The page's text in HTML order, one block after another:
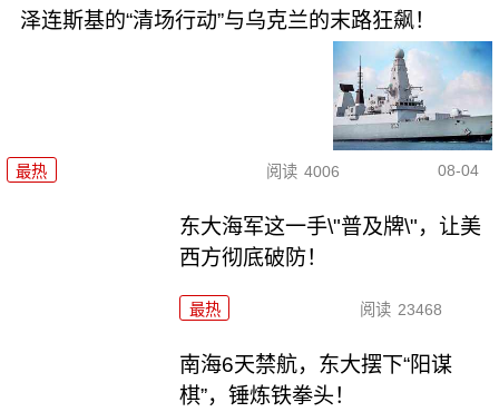
泽连斯基的“清场行动”与乌克兰的末路狂飙！
最热 阅读 4006 08-04
东大海军这一手\"普及牌\"，让美
西方彻底破防！
最热 阅读 23468
南海6天禁航，东大摆下“阳谋
棋”，锤炼铁拳头！